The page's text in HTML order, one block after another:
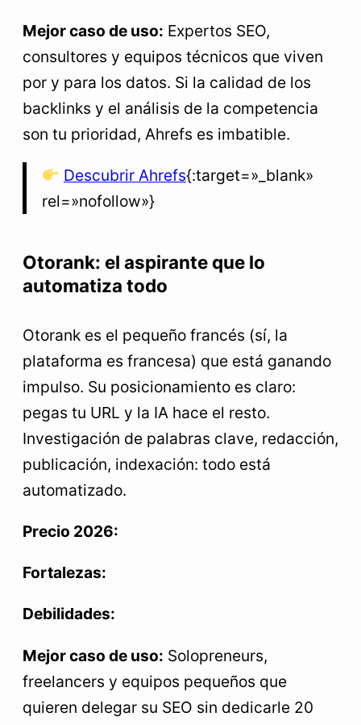
Mejor caso de uso: Expertos SEO,
consultores y equipos técnicos que viven
por y para los datos. Si la calidad de los
backlinks y el análisis de la competencia
son tu prioridad, Ahrefs es imbatible.
Descubrir Ahrefs{:target=»_blank»
rel=»nofollow»}
Otorank: el aspirante que lo
automatiza todo
Otorank es el pequeño francés (sí, la
plataforma es francesa) que está ganando
impulso. Su posicionamiento es claro:
pegas tu URL y la IA hace el resto.
Investigación de palabras clave, redacción,
publicación, indexación: todo está
automatizado.
Precio 2026:
Fortalezas:
Debilidades:
Mejor caso de uso: Solopreneurs,
freelancers y equipos pequeños que
quieren delegar su SEO sin dedicarle 20